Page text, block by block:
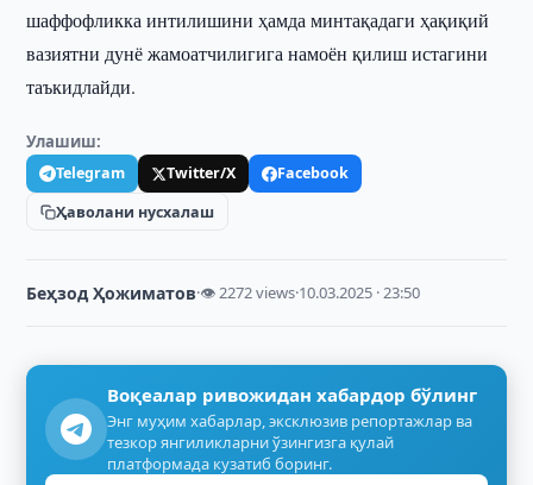
шаффофликка интилишини ҳамда минтақадаги ҳақиқий
вазиятни дунё жамоатчилигига намоён қилиш истагини
таъкидлайди.
Улашиш:
Telegram Twitter/X
Facebook
Ҳаволани нусхалаш
Беҳзод Ҳожиматов·👁 2272 views·10.03.2025 · 23:50
Воқеалар ривожидан хабардор бўлинг
Энг муҳим хабарлар, эксклюзив репортажлар ва
тезкор янгиликларни ўзингизга қулай
платформада кузатиб боринг.